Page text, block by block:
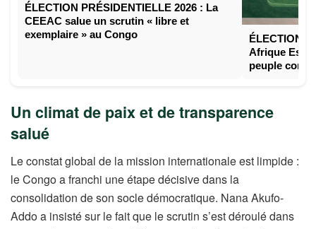
ÉLECTION PRÉSIDENTIELLE 2026 : La
CEEAC salue un scrutin « libre et
exemplaire » au Congo
ÉLECTION
Afrique
peuple
Un climat de paix et de transparence
salué
Le constat global de la mission internationale est limpide :
le Congo a franchi une étape décisive dans la
consolidation de son socle démocratique. Nana Akufo-
Addo a insisté sur le fait que le scrutin s’est déroulé dans